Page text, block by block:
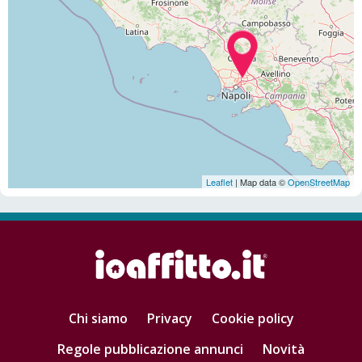
Leaflet | Map data ©OpenStreetMap
Chi siamo Privacy
Cookie policy
Regole pubblicazione annunci
Novità